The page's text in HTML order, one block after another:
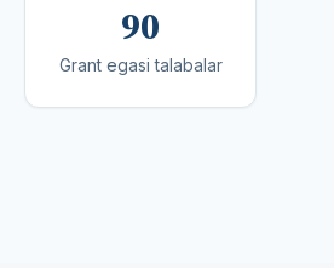
90
Grant egasi talabalar